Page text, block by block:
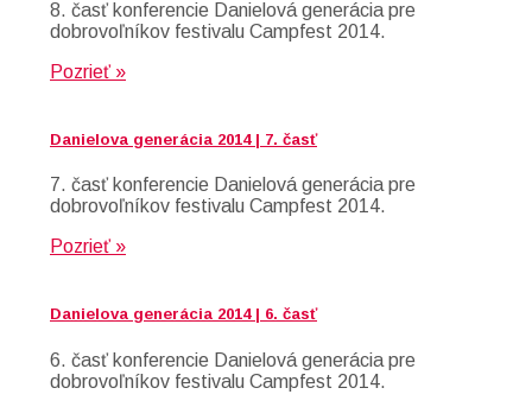
8. časť konferencie Danielová generácia pre
dobrovoľníkov festivalu Campfest 2014.
Pozrieť »
Danielova generácia 2014 | 7. časť
7. časť konferencie Danielová generácia pre
dobrovoľníkov festivalu Campfest 2014.
Pozrieť »
Danielova generácia 2014 | 6. časť
6. časť konferencie Danielová generácia pre
dobrovoľníkov festivalu Campfest 2014.